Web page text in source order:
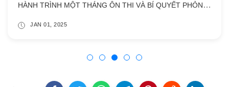
HÀNH TRÌNH MỘT THÁNG ÔN THI VÀ BÍ QUYẾT PHỎNG VẤN GHI ĐIỂM AGRIBANK
JAN 01, 2025